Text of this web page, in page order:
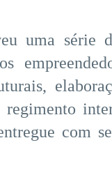
uma série
com